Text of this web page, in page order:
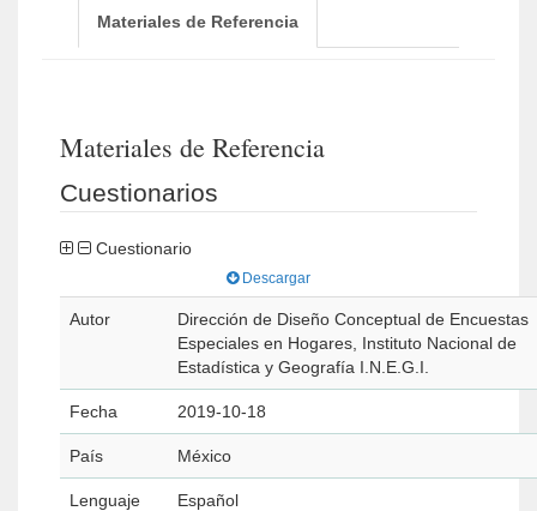
Materiales de Referencia
Materiales de Referencia
Cuestionarios
Cuestionario
Descargar
Autor
Dirección de Diseño Conceptual de Encuestas
Especiales en Hogares, Instituto Nacional de
Estadística y Geografía I.N.E.G.I.
Fecha 2019-10-18
País México
Lenguaje Español